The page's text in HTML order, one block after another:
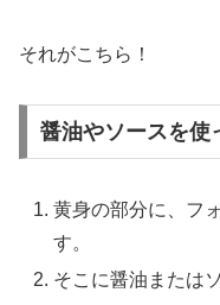
それがこちら！
醤油やソースを使
黄身の部分に、フ
す。
そこに醤油または